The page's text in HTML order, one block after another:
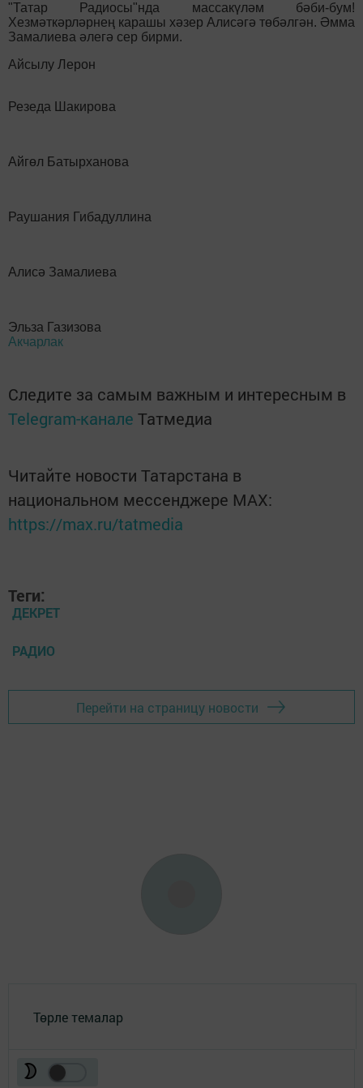
"Татар Радиосы"нда массакүләм бәби-бум!
Хезмәткәрләрнең карашы хәзер Алисәгә төбәлгән. Әмма
Замалиева әлегә сер бирми.
Айсылу Лерон
Резеда Шакирова
Айгөл Батырханова
Раушания Гибадуллина
Алисә Замалиева
Эльза Газизова
Акчарлак
Следите за самым важным и интересным в
Telegram-канале Татмедиа
Читайте новости Татарстана в
национальном мессенджере MАХ:
https://max.ru/tatmedia
Теги:
ДЕКРЕТ
РАДИО
Перейти на страницу новости
Төрле темалар